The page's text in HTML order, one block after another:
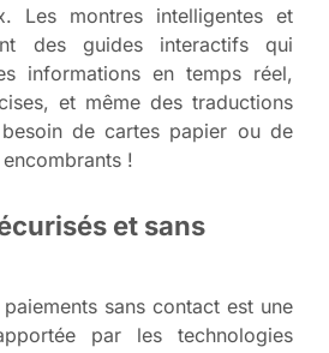
Les montres intelligentes et
des guides interactifs qui
informations en temps réel,
et même des traductions
besoin de cartes papier ou de
!
et sans
sans contact est une
par les technologies